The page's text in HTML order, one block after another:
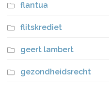
flantua
flitskrediet
geert lambert
gezondheidsrecht